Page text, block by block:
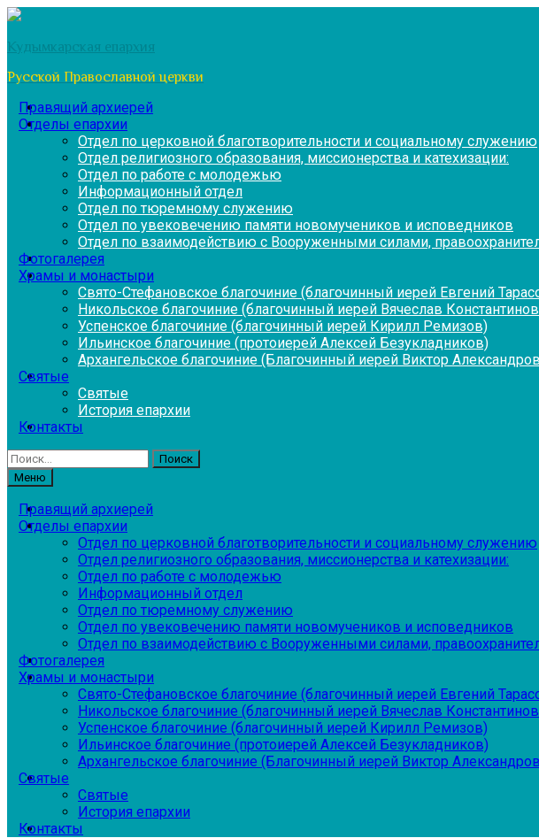
Перейти
содержимому
Кудымкарская епархия
Русской Православной церкви
Правящий архиерей
Отделы епархии
Отдел по церковной благотворительности и социальному служению
Отдел религиозного образования, миссионерства и катехизации:
Отдел по работе с молодежью
Информационный отдел
Отдел по тюремному служению
Отдел по увековечению памяти новомучеников и исповедников
Отдел по взаимодействию с Вооруженными силами,
Фотогалерея
Храмы и монастыри
Свято-Стефановское благочиние (благочинный иерей Евгений
Никольское благочиние (благочинный иерей Вячеслав
Успенское благочиние (благочинный иерей Кирилл Ремизов)
Ильинское благочиние (протоиерей Алексей Безукладников)
Архангельское благочиние (Благочинный иерей Виктор
Святые
Святые
История епархии
Контакты
Найти:
Меню
Правящий архиерей
Отделы епархии
Отдел по церковной благотворительности и социальному служению
Отдел религиозного образования, миссионерства и катехизации:
Отдел по работе с молодежью
Информационный отдел
Отдел по тюремному служению
Отдел по увековечению памяти новомучеников и исповедников
Отдел по взаимодействию с Вооруженными силами,
Фотогалерея
Храмы и монастыри
Свято-Стефановское благочиние (благочинный иерей Евгений
Никольское благочиние (благочинный иерей Вячеслав
Успенское благочиние (благочинный иерей Кирилл Ремизов)
Ильинское благочиние (протоиерей Алексей Безукладников)
Архангельское благочиние (Благочинный иерей Виктор
Святые
Святые
История епархии
Контакты